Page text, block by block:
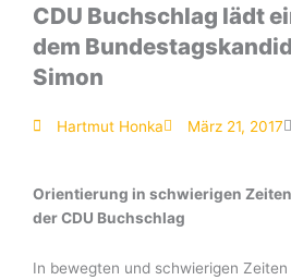
CDU Buchschlag lädt
dem
Simon
Hartmut Honka März 21, 2017
Orientierung in schwierigen
der CDU Buchschlag
In bewegten und schwierigen